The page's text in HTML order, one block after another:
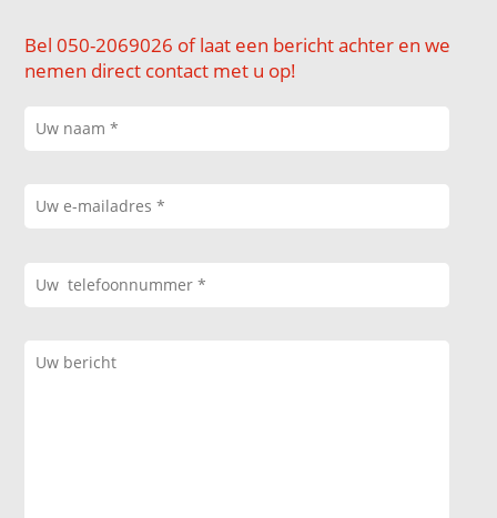
Bel 050-2069026 of laat een bericht achter en we
nemen direct contact met u op!